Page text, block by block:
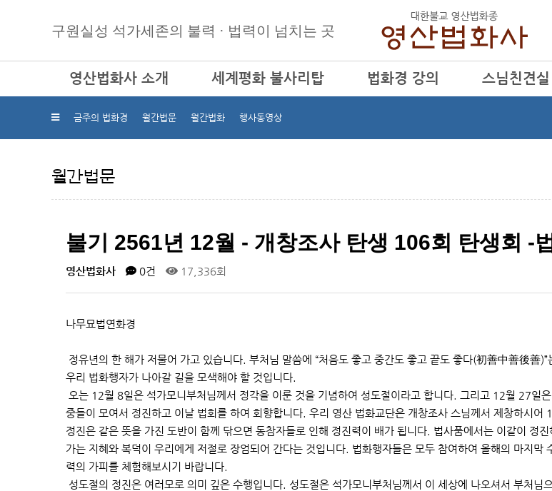
구원실성 석가세존의 불력 · 법력이 넘치는 곳
영산법화사 소개
인사말
법회안내
본사 및 각 도량 주소
찾아오시는 길
세계평화 불사리탑
불사리탑 건립 인사
법화경 강의 스님친견실
금주의 법화경 월간법문 월간법화 행사동영상
월간법문
불기 2561년 12월 - 개창조사 탄생 106회 탄생회 -
영산법화사 0건 17,336회
나무묘법연화경
정유년의 한 해가 저물어 가고 있습니다. 부처님 말씀에 “처음도 좋고 중간도 좋고 끝도 좋다(初善中善後善
우리 법화행자가 나아갈 길을 모색해야 할 것입니다.
오는 12월 8일은 석가모니부처님께서 정각을 이룬 것을 기념하여 성도절이라고 합니다. 그리고 12월 27일
중들이 모여서 정진하고 이날 법회를 하여 회향합니다. 우리 영산 법화교단은 개창조사 스님께서 제창하시
정진은 같은 뜻을 가진 도반이 함께 닦으면 동참자들로 인해 정진력이 배가 됩니다. 법사품에서는 이같이 정
가는 지혜와 복덕이 우리에게 저절로 장엄되어 간다는 것입니다. 법화행자들은 모두 참여하여 올해의 마지막
력의 가피를 체험해보시기 바랍니다.
성도절의 정진은 여러모로 의미 깊은 수행입니다. 성도절은 석가모니부처님께서 이 세상에 나오셔서 부처